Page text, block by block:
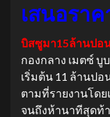
เสนอรา
บิสซูมา15ล้านปอ
กองกลาง เมตซ์ บู
เริ่มต้น 11 ล้านปอ
ตามที่รายงานโด
จนถึงห้านาทีสุดท้